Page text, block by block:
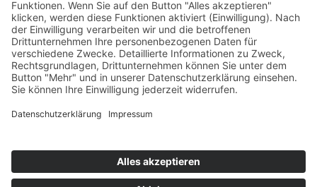
Alle Ergebnisse:
Nennungsliste
Ergebnis Rennen
Impressum
Jahrbuch